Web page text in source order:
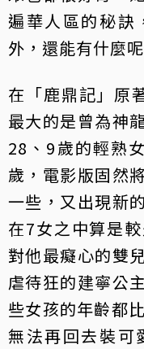
遍華人區的秘訣
外，還能有什麼
在「鹿鼎記」原
最大的是曾為神
28、9歲的輕熟
歲，電影版固然
一些，又出現新
在7女之中算是
對他最癡心的雙
虐待狂的建寧公
些女孩的年齡都
無法再回去裝可